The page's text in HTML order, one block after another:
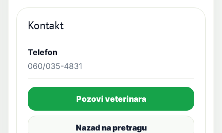
Kontakt
Telefon
060/035-4831
Pozovi veterinara
Nazad na pretragu